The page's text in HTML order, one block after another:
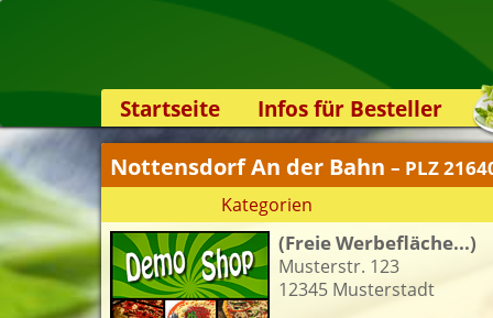
Startseite
Infos für Besteller
Lieferservice-App
Weiterempfehlen
Newsletter
Sicherheit
Kontakt
Nottensdorf An der Bahn – PLZ
Kategorien
(Freie Werbefläche...)
Musterstr. 123
12345 Musterstadt